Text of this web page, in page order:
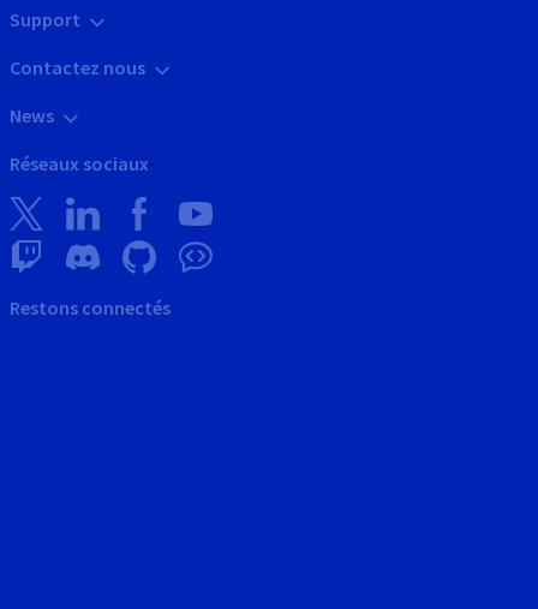
Support
Contactez nous
News
Réseaux sociaux
Restons connectés